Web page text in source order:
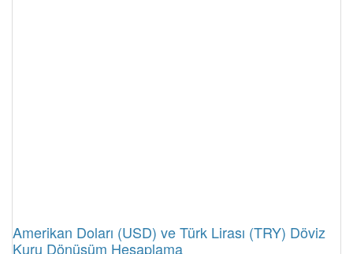
Amerikan Doları (USD) ve Türk Lirası (TRY) Döviz
Kuru Dönüşüm Hesaplama